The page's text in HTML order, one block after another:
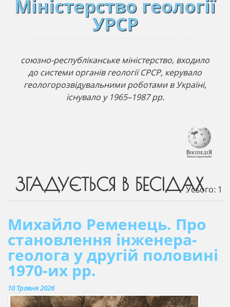
Міністерство геології
УРСР
союзно-республіканське міністерство, входило
до системи органів геології СРСР, керувало
геологорозвідувальними роботами в Україні,
існувало у 1965–1987 рр.
ЗГАДУЄТЬСЯ В БЕСІДАХУсього: 1
Михайло Ременець. Про
становлення інженера-
геолога у другій половині
1970-их рр.
10 Травня 2026